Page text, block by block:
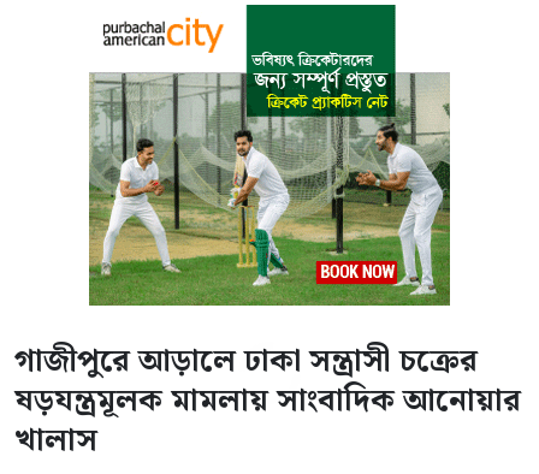
গাজীপুরে আড়ালে ঢাকা সন্ত্রাসী চক্রের
ষড়যন্ত্রমূলক মামলায় সাংবাদিক আনোয়ার
খালাস